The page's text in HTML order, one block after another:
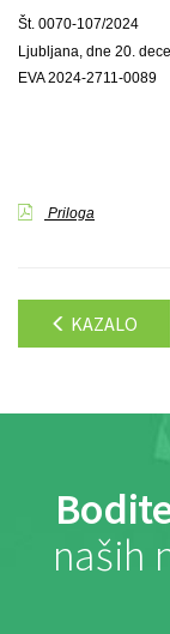
Št. 0070-107/2024
Ljubljana, dne 20.
EVA 2024-2711-0089
Priloga
KAZALO
naših